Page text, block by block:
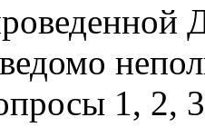
1, 2,